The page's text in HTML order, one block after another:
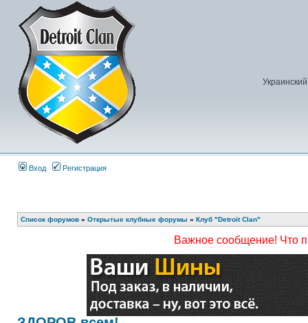
Вход Регистрация
Список форумов » Открытые клубные форумы » Клуб "Detroit Clan"
Важное сообщение! Что